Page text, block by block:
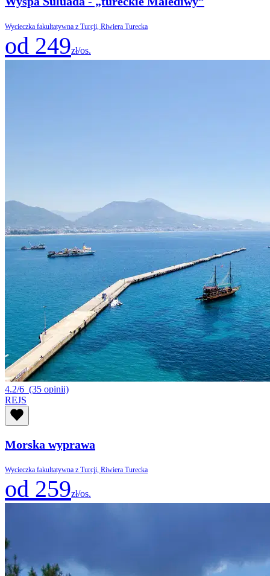
Wycieczka fakultatywna z Turcji, Riwiera Turecka
od 249zł/os.
4.2/6 (35 opinii)
REJS
Morska wyprawa
Wycieczka fakultatywna z Turcji, Riwiera Turecka
od 259zł/os.